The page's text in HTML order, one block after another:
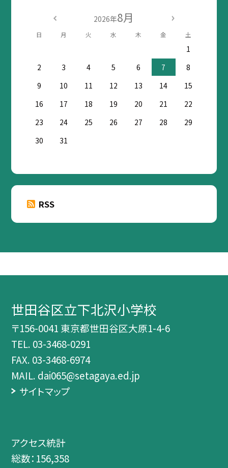
2026年8月
日 月 火 水 木 金 土
1
2
3 4 5 6 7
8
9
10 11 12 13 14
15
16
17 18 19 20 21
22
23
24 25 26 27 28
29
30
31
RSS
世田谷区立下北沢小学校
〒156-0041 東京都世田谷区大原1-4-6
TEL. 03-3468-0291
FAX. 03-3468-6974
MAIL. dai065@setagaya.ed.jp
サイトマップ
アクセス統計
総数： 156,358